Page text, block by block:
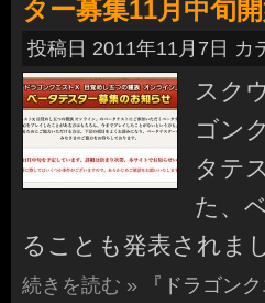
ター募集11月中旬開
投稿日 2011年11月7日 カ
スク
ゴン
タテ
た、
ることも発表されま
続きを読む »
『ドラゴン